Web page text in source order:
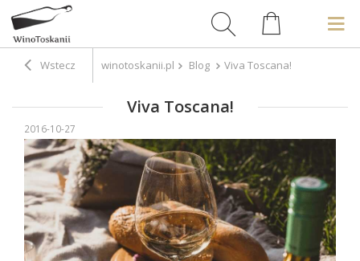
Wstecz winotoskanii.pl Blog Viva Toscana!
Viva Toscana!
2016-10-27